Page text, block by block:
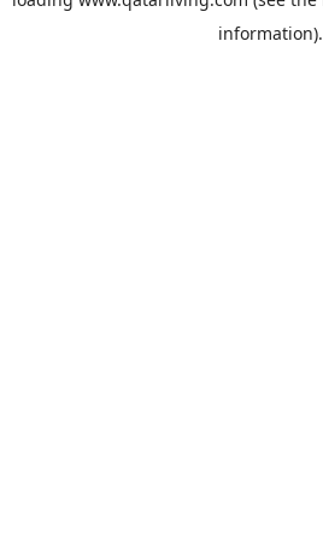
information).